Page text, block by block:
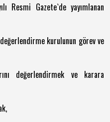
Resmi Gazete`de yayımlanan
kurulunun görev ve
değerlendirmek ve karara